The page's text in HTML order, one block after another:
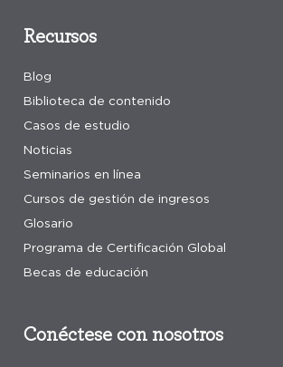
Recursos
Blog
Biblioteca de contenido
Casos de estudio
Noticias
Seminarios en línea
Cursos de gestión de ingresos
Glosario
Programa de Certificación Global
Becas de educación
Conéctese con nosotros